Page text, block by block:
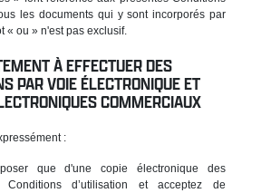
les documents qui y sont incorporés par
« ou » n'est pas exclusif.
À EFFECTUER DES
PAR VOIE ÉLECTRONIQUE ET
COMMERCIAUX
:
que d'une copie électronique des
Conditions d’utilisation et acceptez de